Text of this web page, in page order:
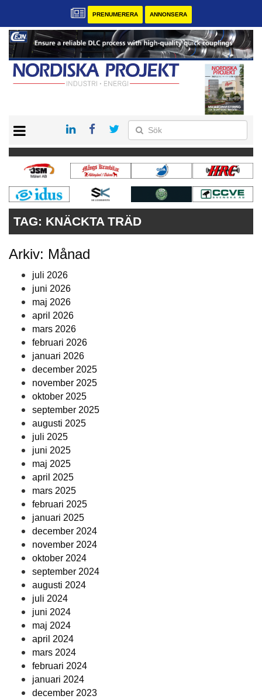
PRENUMERERA ANNONSERA
KONTAKT
VÅRA ANDRA MAGASIN
PRENUMERERA
ANNONSERA
TAG: KNÄCKTA TRÄD
Arkiv: Månad
juli 2026
juni 2026
maj 2026
april 2026
mars 2026
februari 2026
januari 2026
december 2025
november 2025
oktober 2025
september 2025
augusti 2025
juli 2025
juni 2025
maj 2025
april 2025
mars 2025
februari 2025
januari 2025
december 2024
november 2024
oktober 2024
september 2024
augusti 2024
juli 2024
juni 2024
maj 2024
april 2024
mars 2024
februari 2024
januari 2024
december 2023